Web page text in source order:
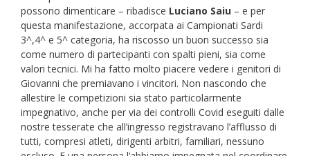
possono dimenticare – ribadisce Luciano Saiu – e per
questa manifestazione, accorpata ai Campionati Sardi
3^,4^ e 5^ categoria, ha riscosso un buon successo sia
come numero di partecipanti con spalti pieni, sia come
valori tecnici. Mi ha fatto molto piacere vedere i genitori di
Giovanni che premiavano i vincitori. Non nascondo che
allestire le competizioni sia stato particolarmente
impegnativo, anche per via dei controlli Covid eseguiti dalle
nostre tesserate che all’ingresso registravano l’afflusso di
tutti, compresi atleti, dirigenti arbitri, familiari, nessuno